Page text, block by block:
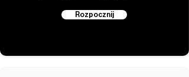
Rozpocznij